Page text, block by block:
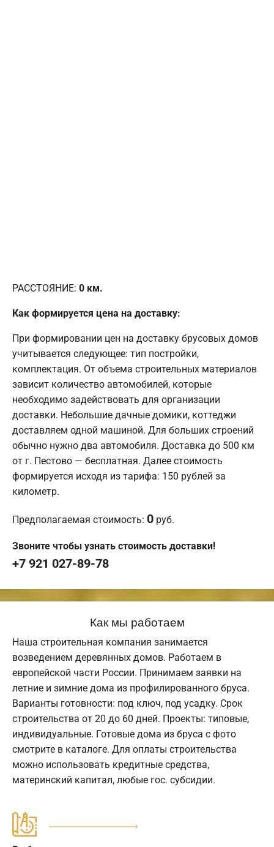
РАССТОЯНИЕ: 0 км.
Как формируется цена на доставку:
При формировании цен на доставку брусовых домов
учитывается следующее: тип постройки,
комплектация. От объема строительных материалов
зависит количество автомобилей, которые
необходимо задействовать для организации
доставки. Небольшие дачные домики, коттеджи
доставляем одной машиной. Для больших строений
обычно нужно два автомобиля. Доставка до 500 км
от г. Пестово — бесплатная. Далее стоимость
формируется исходя из тарифа: 150 рублей за
километр.
Предполагаемая стоимость: 0 руб.
Звоните чтобы узнать стоимость доставки!
+7 921 027-89-78
Как мы работаем
Наша строительная компания занимается
возведением деревянных домов. Работаем в
европейской части России. Принимаем заявки на
летние и зимние дома из профилированного бруса.
Варианты готовности: под ключ, под усадку. Срок
строительства от 20 до 60 дней. Проекты: типовые,
индивидуальные. Готовые дома из бруса с фото
смотрите в каталоге. Для оплаты строительства
можно использовать кредитные средства,
материнский капитал, любые гос. субсидии.